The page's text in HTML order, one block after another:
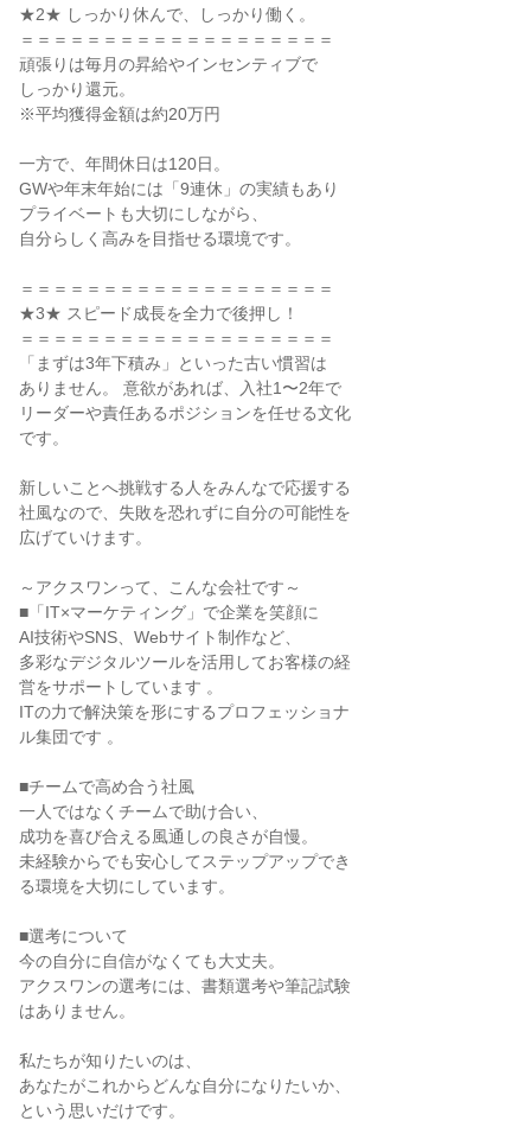
★2★ しっかり休んで、しっかり働く。
＝＝＝＝＝＝＝＝＝＝＝＝＝＝＝＝＝＝＝
頑張りは毎月の昇給やインセンティブで
しっかり還元。
※平均獲得金額は約20万円
一方で、年間休日は120日。
GWや年末年始には「9連休」の実績もあり
プライベートも大切にしながら、
自分らしく高みを目指せる環境です。
＝＝＝＝＝＝＝＝＝＝＝＝＝＝＝＝＝＝＝
★3★ スピード成長を全力で後押し！
＝＝＝＝＝＝＝＝＝＝＝＝＝＝＝＝＝＝＝
「まずは3年下積み」といった古い慣習は
ありません。 意欲があれば、入社1〜2年で
リーダーや責任あるポジションを任せる文化
です。
新しいことへ挑戦する人をみんなで応援する
社風なので、失敗を恐れずに自分の可能性を
広げていけます。
～アクスワンって、こんな会社です～
■「IT×マーケティング」で企業を笑顔に
AI技術やSNS、Webサイト制作など、
多彩なデジタルツールを活用してお客様の経
営をサポートしています 。
ITの力で解決策を形にするプロフェッショナ
ル集団です 。
■チームで高め合う社風
一人ではなくチームで助け合い、
成功を喜び合える風通しの良さが自慢。
未経験からでも安心してステップアップでき
る環境を大切にしています。
■選考について
今の自分に自信がなくても大丈夫。
アクスワンの選考には、書類選考や筆記試験
はありません。
私たちが知りたいのは、
あなたがこれからどんな自分になりたいか、
という思いだけです。